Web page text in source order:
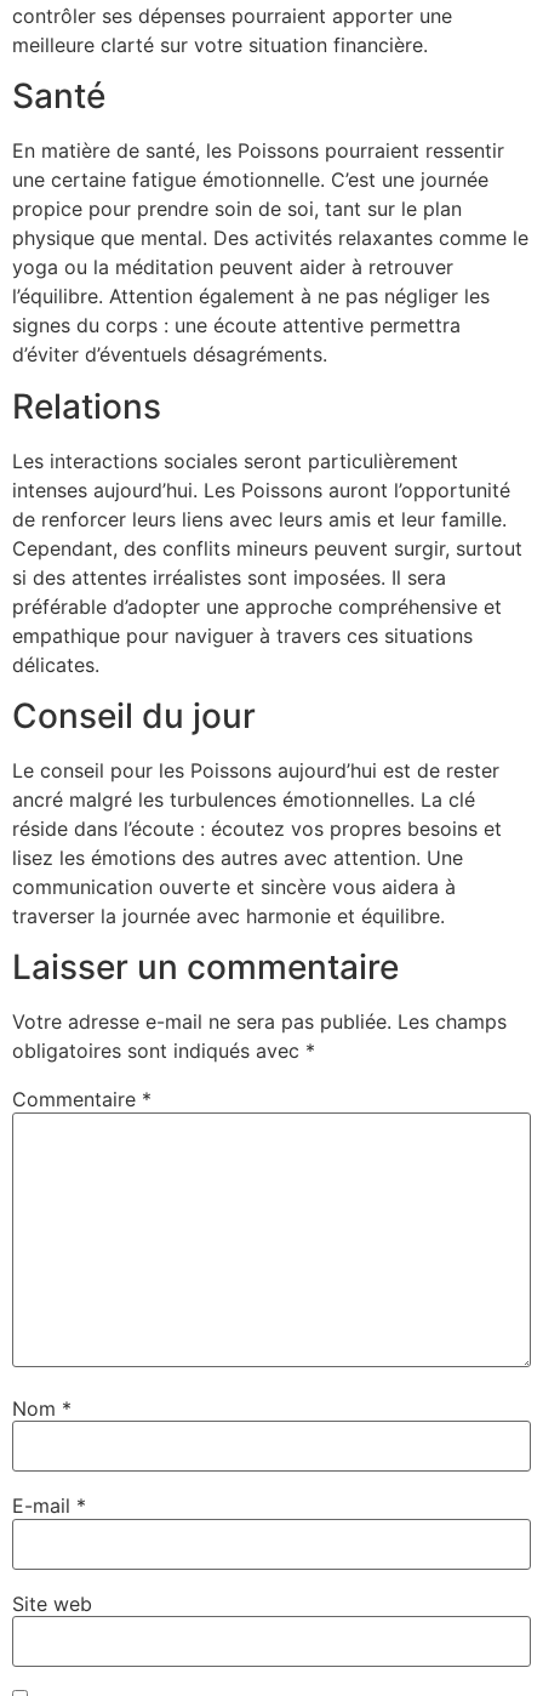
contrôler ses dépenses pourraient apporter une
meilleure clarté sur votre situation financière.
Santé
En matière de santé, les Poissons pourraient ressentir
une certaine fatigue émotionnelle. C’est une journée
propice pour prendre soin de soi, tant sur le plan
physique que mental. Des activités relaxantes comme le
yoga ou la méditation peuvent aider à retrouver
l’équilibre. Attention également à ne pas négliger les
signes du corps : une écoute attentive permettra
d’éviter d’éventuels désagréments.
Relations
Les interactions sociales seront particulièrement
intenses aujourd’hui. Les Poissons auront l’opportunité
de renforcer leurs liens avec leurs amis et leur famille.
Cependant, des conflits mineurs peuvent surgir, surtout
si des attentes irréalistes sont imposées. Il sera
préférable d’adopter une approche compréhensive et
empathique pour naviguer à travers ces situations
délicates.
Conseil du jour
Le conseil pour les Poissons aujourd’hui est de rester
ancré malgré les turbulences émotionnelles. La clé
réside dans l’écoute : écoutez vos propres besoins et
lisez les émotions des autres avec attention. Une
communication ouverte et sincère vous aidera à
traverser la journée avec harmonie et équilibre.
Laisser un commentaire
Votre adresse e-mail ne sera pas publiée. Les champs
obligatoires sont indiqués avec *
Commentaire *
Nom *
E-mail *
Site web